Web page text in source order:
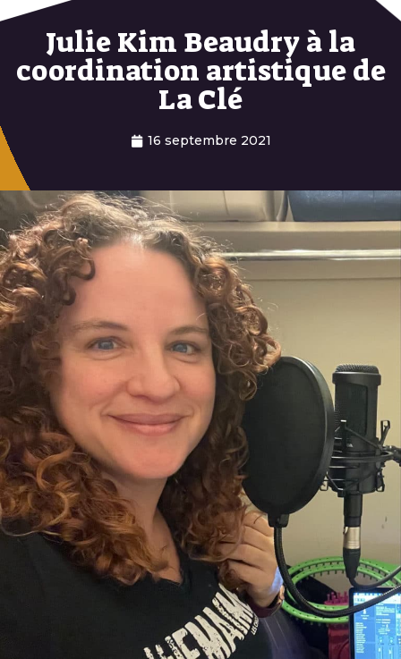
Julie Kim Beaudry à la
coordination artistique de
La Clé
16 septembre 2021